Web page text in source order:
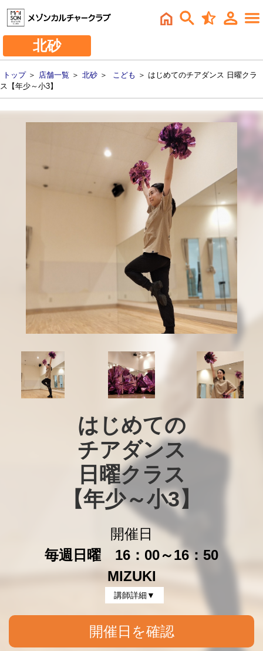
北砂
トップ＞ 店舗一覧 ＞ 北砂 ＞ こども ＞ はじめてのチアダンス 日曜クラ
ス【年少～小3】
はじめての
チアダンス
日曜クラス
【年少～小3】
開催日
毎週日曜 16：00～16：50
MIZUKI
講師詳細▼
開催日を確認